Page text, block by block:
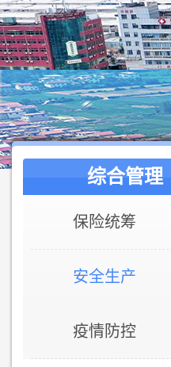
综合管理
保险统筹
安全生产
疫情防控